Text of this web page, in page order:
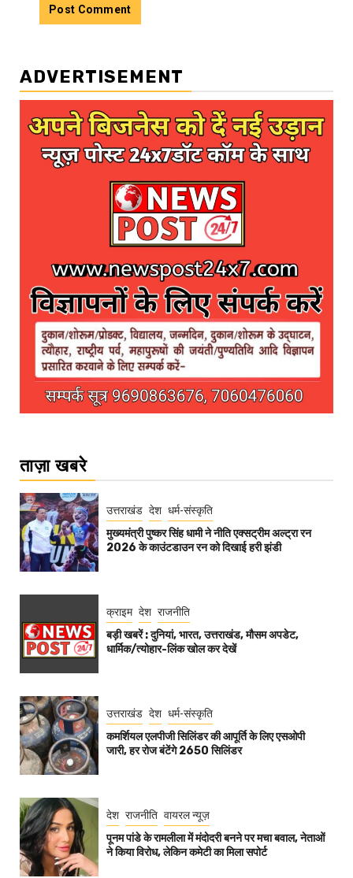
ADVERTISEMENT
ताज़ा खबरे
उत्तराखंड देश धर्म-संस्कृति
मुख्यमंत्री पुष्कर सिंह धामी ने नीति एक्सट्रीम अल्ट्रा रन
2026 के काउंटडाउन रन को दिखाई हरी झंडी
क्राइम देश राजनीति
बड़ी खबरें : दुनियां, भारत, उत्तराखंड, मौसम अपडेट,
धार्मिक/त्योहार-लिंक खोल कर देखें
उत्तराखंड देश धर्म-संस्कृति
कमर्शियल एलपीजी सिलिंडर की आपूर्ति के लिए एसओपी
जारी, हर रोज बंटेंगे 2650 सिलिंडर
देश राजनीति वायरल न्यूज़
पूनम पांडे के रामलीला में मंदोदरी बनने पर मचा बवाल, नेताओं
ने किया विरोध, लेकिन कमेटी का मिला सपोर्ट